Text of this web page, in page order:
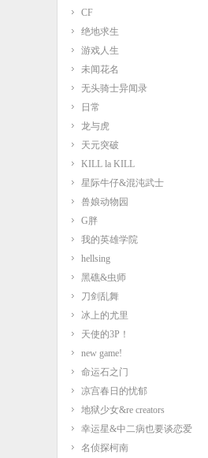
CF
绝地求生
游戏人生
未闻花名
无头骑士异闻录
日常
龙与虎
天元突破
KILL la KILL
星际牛仔&混沌武士
兽娘动物园
G胖
我的英雄学院
hellsing
黑礁&虫师
刀剑乱舞
冰上的尤里
天使的3P！
new game!
命运石之门
凉宫春日的忧郁
地狱少女&re creators
幸运星&中二病也要谈恋爱
名侦探柯南